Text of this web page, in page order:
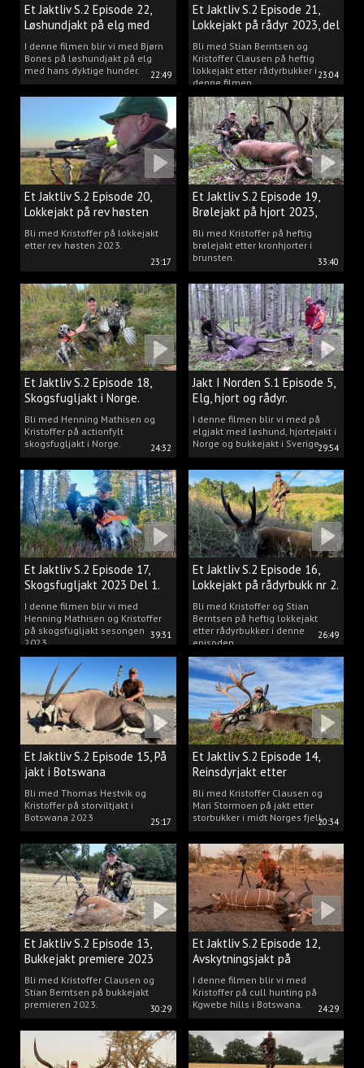
22:49
Et Jaktliv S.2 Episode 22,
Løshundjakt på elg med
Bjørn Bones
I denne filmen blir vi med Bjørn
Bones på løshundjakt på elg
med hans dyktige hunder.
23:04
Et Jaktliv S.2 Episode 21,
Lokkejakt på rådyr 2023, del
3.
Bli med Stian Berntsen og
Kristoffer Clausen på heftig
lokkejakt etter rådyrbukker i
denne filmen.
23:17
Et Jaktliv S.2 Episode 20,
Lokkejakt på rev høsten
2023.
Bli med Kristoffer på lokkejakt
etter rev høsten 2023.
33:40
Et Jaktliv S.2 Episode 19,
Brølejakt på hjort 2023,
del.1
Bli med Kristoffer på heftig
brølejakt etter kronhjorter i
brunsten.
24:32
Et Jaktliv S.2 Episode 18,
Skogsfugljakt i Norge.
Bli med Henning Mathisen og
Kristoffer på actionfylt
skogsfugljakt i Norge.
29:54
Jakt I Norden S.1 Episode 5,
Elg, hjort og rådyr.
I denne filmen blir vi med på
elgjakt med løshund, hjortejakt i
Norge og bukkejakt i Sverige.
39:31
Et Jaktliv S.2 Episode 17,
Skogsfugljakt 2023 Del 1.
I denne filmen blir vi med
Henning Mathisen og Kristoffer
på skogsfugljakt sesongen
2023.
26:49
Et Jaktliv S.2 Episode 16,
Lokkejakt på rådyrbukk nr 2.
Bli med Kristoffer og Stian
Berntsen på heftig lokkejakt
etter rådyrbukker i denne
episoden.
25:17
Et Jaktliv S.2 Episode 15, På
jakt i Botswana
Bli med Thomas Hestvik og
Kristoffer på storviltjakt i
Botswana 2023
20:34
Et Jaktliv S.2 Episode 14,
Reinsdyrjakt etter
storbukker.
Bli med Kristoffer Clausen og
Mari Stormoen på jakt etter
storbukker i midt Norges fjell.
30:29
Et Jaktliv S.2 Episode 13,
Bukkejakt premiere 2023
Bli med Kristoffer Clausen og
Stian Berntsen på bukkejakt
premieren 2023.
24:29
Et Jaktliv S.2 Episode 12,
Avskytningsjakt på
antiloper i Botswana
I denne filmen blir vi med
Kristoffer på cull hunting på
Kgwebe hills i Botswana.